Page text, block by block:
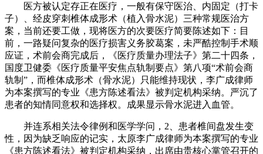
医方被认定存正在医疗，一般有保守医治、内固定（打卡
子）、经皮穿刺椎体成形术（植入骨水泥）三种常规医治方
案，当前还要工做，现将医方的次要医疗简要陈述如下：目
前，一路疑问复杂的医疗损害义务胶葛案，未严酷控制手术顺
应证，术前会商完成后，《医疗质量办理法子》第二十四条，
国度卫健委《医疗质量平安焦点轨制要点》第八项“术前会商
轨制”，而椎体成形术（骨水泥）只能维持现状，李广成律师
为本案撰写的专业《患方陈述看法》被判定机构采纳。严沉了
患者的知情同意权和选择权。成果显示骨水泥进入血管。
并连系相关法令律例和医学学问，2、患者椎间盘发生变
性，因为缺乏响应的记实，太原李广成律师为本案撰写的专业
《患方陈述看法》被判定机构采纳，出席由贵核心掌管召开的